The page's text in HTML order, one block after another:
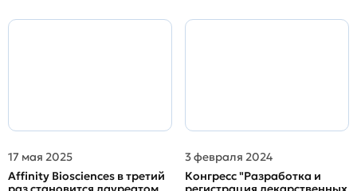
17 мая 2025
Affinity Biosciences в третий
3 февраля 2024
Конгресс "Разработка и